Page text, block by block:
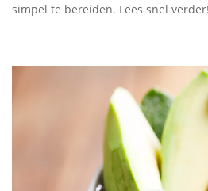
simpel te bereiden. Lees snel